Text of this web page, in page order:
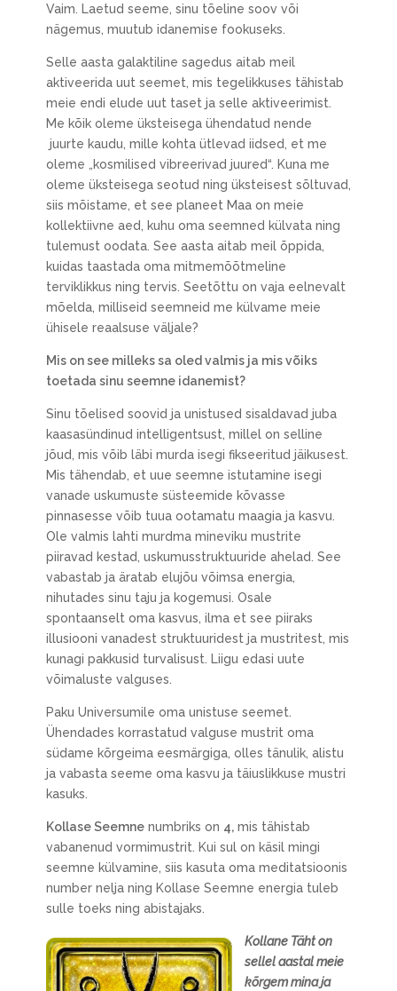
Vaim. Laetud seeme, sinu tõeline soov või
nägemus, muutub idanemise fookuseks.
Selle aasta galaktiline sagedus aitab meil
aktiveerida uut seemet, mis tegelikkuses tähistab
meie endi elude uut taset ja selle aktiveerimist.
Me kõik oleme üksteisega ühendatud nende
juurte kaudu, mille kohta ütlevad iidsed, et me
oleme „kosmilised vibreerivad juured“. Kuna me
oleme üksteisega seotud ning üksteisest sõltuvad,
siis mõistame, et see planeet Maa on meie
kollektiivne aed, kuhu oma seemned külvata ning
tulemust oodata. See aasta aitab meil õppida,
kuidas taastada oma mitmemõõtmeline
terviklikkus ning tervis. Seetõttu on vaja eelnevalt
mõelda, milliseid seemneid me külvame meie
ühisele reaalsuse väljale?
Mis on see milleks sa oled valmis ja mis võiks
toetada sinu seemne idanemist?
Sinu tõelised soovid ja unistused sisaldavad juba
kaasasündinud intelligentsust, millel on selline
jõud, mis võib läbi murda isegi fikseeritud jäikusest.
Mis tähendab, et uue seemne istutamine isegi
vanade uskumuste süsteemide kõvasse
pinnasesse võib tuua ootamatu maagia ja kasvu.
Ole valmis lahti murdma mineviku mustrite
piiravad kestad, uskumusstruktuuride ahelad. See
vabastab ja äratab elujõu võimsa energia,
nihutades sinu taju ja kogemusi. Osale
spontaanselt oma kasvus, ilma et see piiraks
illusiooni vanadest struktuuridest ja mustritest, mis
kunagi pakkusid turvalisust. Liigu edasi uute
võimaluste valguses.
Paku Universumile oma unistuse seemet.
Ühendades korrastatud valguse mustrit oma
südame kõrgeima eesmärgiga, olles tänulik, alistu
ja vabasta seeme oma kasvu ja täiuslikkuse mustri
kasuks.
Kollase Seemnenumbriks on 4,mis tähistab
vabanenud vormimustrit. Kui sul on käsil mingi
seemne külvamine, siis kasuta oma meditatsioonis
number nelja ning Kollase Seemne energia tuleb
sulle toeks ning abistajaks.
Kollane Täht on
sellel aastal meie
kõrgem mina ja